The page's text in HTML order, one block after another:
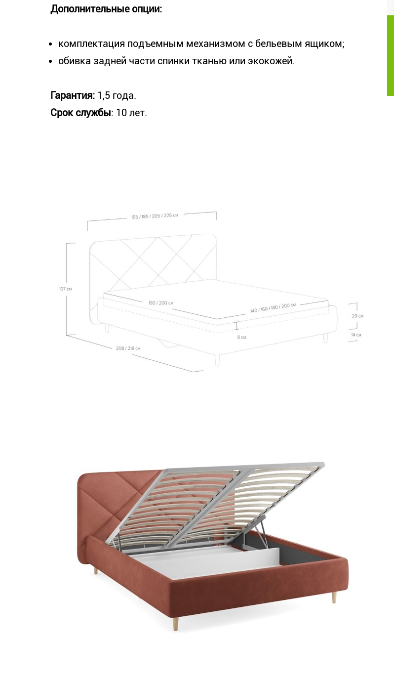
Дополнительные опции:
комплектация подъемным механизмом с бельевым ящиком;
обивка задней части спинки тканью или экокожей.
Гарантия: 1,5 года.
Срок службы: 10 лет.